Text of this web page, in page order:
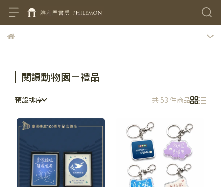
閱讀動物園－禮品
預設排序 共 53 件商品